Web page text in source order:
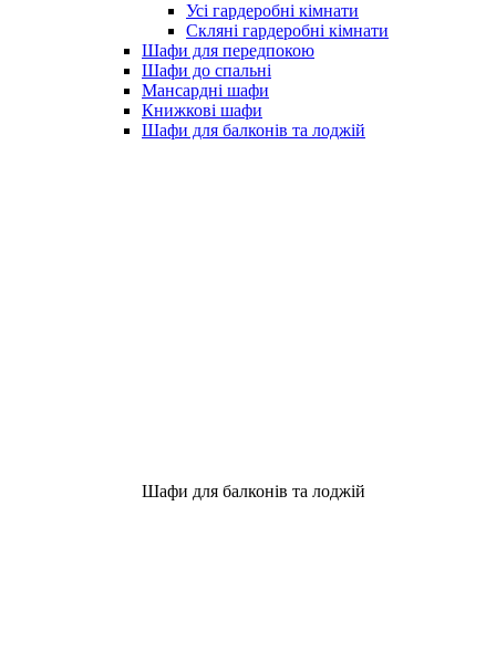
Усі гардеробні кімнати
Скляні гардеробні кімнати
Шафи для передпокою
Шафи до спальні
Мансардні шафи
Книжкові шафи
Шафи для балконів та лоджій
Шафи для балконів та лоджій